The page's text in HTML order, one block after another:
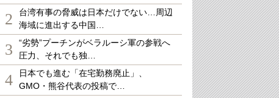
2
台湾有事の脅威は日本だけでない…周辺
海域に進出する中国…
3
“劣勢”プーチンがベラルーシ軍の参戦へ
圧力、それでも独…
4
日本でも進む「在宅勤務廃止」、
GMO・熊谷代表の投稿で…